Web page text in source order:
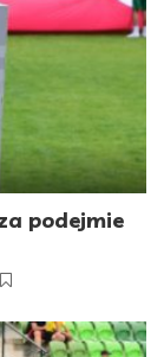
podejmie